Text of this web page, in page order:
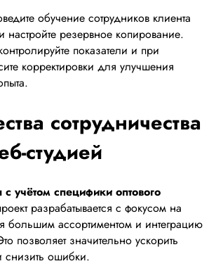
обучение сотрудников клиента
настройте резервное копирование.
показатели и при
корректировки для улучшения
сотрудничества
студией
учётом специфики оптового
разрабатывается с фокусом на
большим ассортиментом и интеграцию
позволяет значительно ускорить
снизить ошибки.